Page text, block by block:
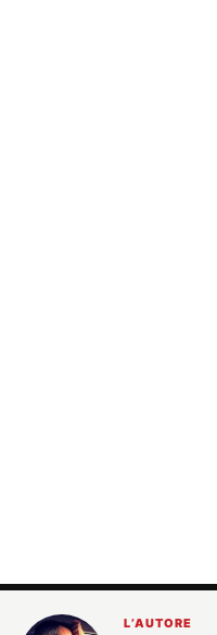
L’AUTORE